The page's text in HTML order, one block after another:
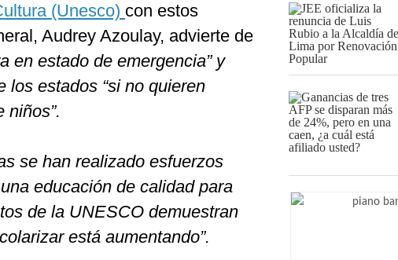
(Unesco) con estos
Audrey Azoulay, advierte de
en estado de emergencia” y
los estados “si no quieren
niños”.
se han realizado esfuerzos
educación de calidad para
de la UNESCO demuestran
está aumentando”.